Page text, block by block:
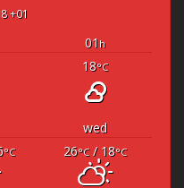
+01
01 h
18°C
wed
°C 26°C/ 18°C